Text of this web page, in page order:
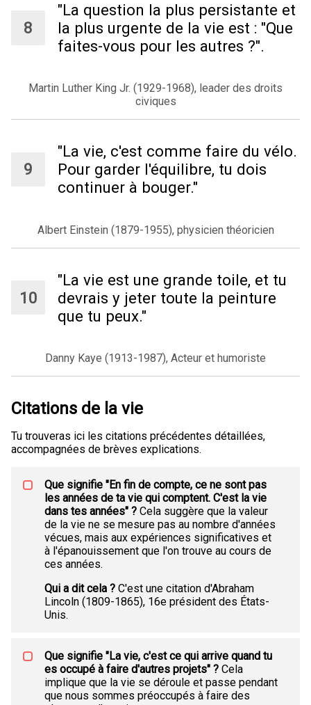
"La question la plus persistante et
la plus urgente de la vie est : "Que
faites-vous pour les autres ?".
Martin Luther King Jr. (1929-1968), leader des droits
civiques
"La vie, c'est comme faire du vélo.
Pour garder l'équilibre, tu dois
continuer à bouger."
Albert Einstein (1879-1955), physicien théoricien
"La vie est une grande toile, et tu
devrais y jeter toute la peinture
que tu peux."
Danny Kaye (1913-1987), Acteur et humoriste
Citations de la vie
Tu trouveras ici les citations précédentes détaillées,
accompagnées de brèves explications.
Que signifie "En fin de compte, ce ne sont pas
les années de ta vie qui comptent. C'est la vie
dans tes années" ? Cela suggère que la valeur
de la vie ne se mesure pas au nombre d'années
vécues, mais aux expériences significatives et
à l'épanouissement que l'on trouve au cours de
ces années.
Qui a dit cela ? C'est une citation d'Abraham
Lincoln (1809-1865), 16e président des États-
Unis.
Que signifie "La vie, c'est ce qui arrive quand tu
es occupé à faire d'autres projets" ? Cela
implique que la vie se déroule et passe pendant
que nous sommes préoccupés à faire des